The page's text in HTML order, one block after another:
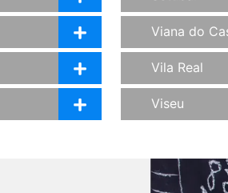
Viana do
Vila Real
Viseu